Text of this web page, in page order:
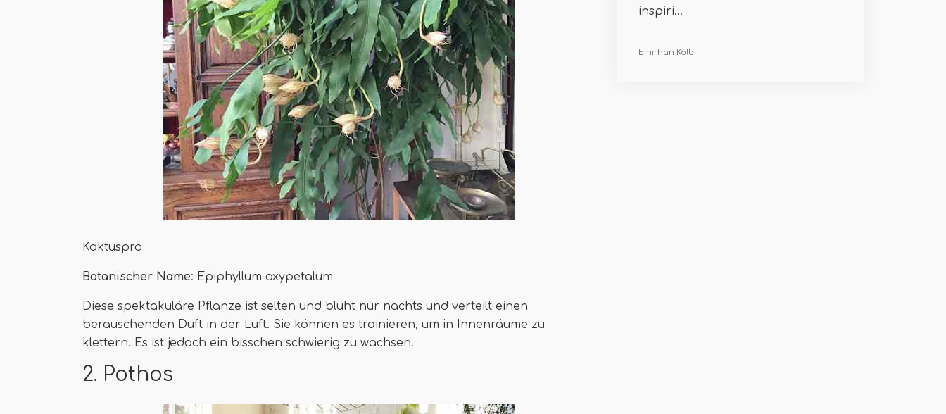
Kaktuspro
Botanischer Name: Epiphyllum oxypetalum
Diese spektakuläre Pflanze ist selten und blüht nur nachts und verteilt einen
berauschenden Duft in der Luft. Sie können es trainieren, um in Innenräume zu
klettern. Es ist jedoch ein bisschen schwierig zu wachsen.
2. Pothos
inspiri...
Emirhan Kolb